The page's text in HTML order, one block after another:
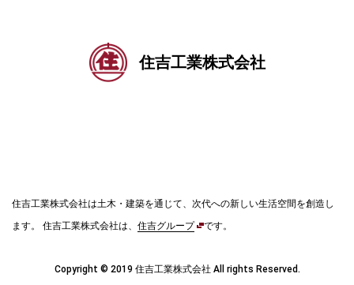
住吉工業株式会社
住吉工業株式会社は土木・建築を通じて、次代への新しい生活空間を創造し
ます。
住吉工業株式会社は、 住吉グループです。
Copyright © 2019 住吉工業株式会社 All rights Reserved.